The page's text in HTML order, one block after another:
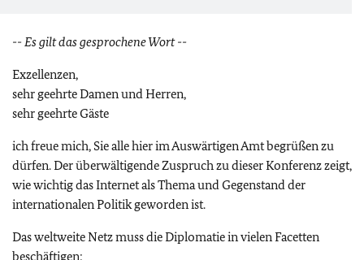
-- Es gilt das gesprochene Wort--
Exzellenzen,
sehr geehrte Damen und Herren,
sehr geehrte Gäste
ich freue mich, Sie alle hier im Auswärtigen Amt begrüßen zu
dürfen. Der überwältigende Zuspruch zu dieser Konferenz zeigt,
wie wichtig das Internet als Thema und Gegenstand der
internationalen Politik geworden ist.
Das weltweite Netz muss die Diplomatie in vielen Facetten
beschäftigen: